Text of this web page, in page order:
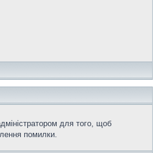
для того, щоб
помилки.